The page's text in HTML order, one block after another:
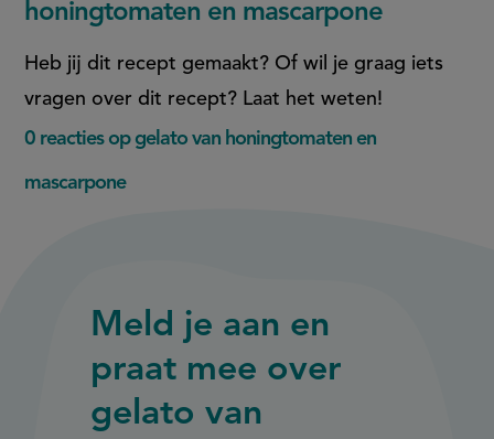
honingtomaten en mascarpone
Heb jij dit recept gemaakt? Of wil je graag iets
vragen over dit recept? Laat het weten!
0 reacties op gelato van honingtomaten en
mascarpone
Meld je aan en
praat mee over
gelato van